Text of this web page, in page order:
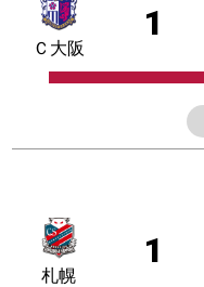
1
Ｃ大阪
1
札幌